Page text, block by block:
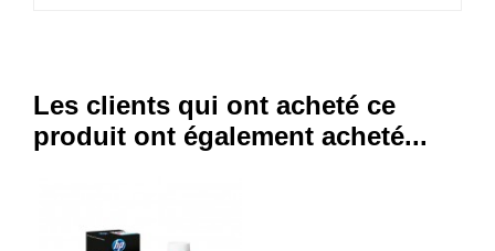
Les clients qui ont acheté ce
produit ont également acheté...